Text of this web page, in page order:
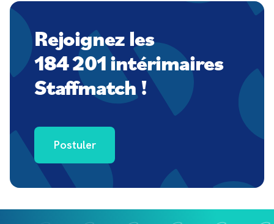
Rejoignez les
184 201 intérimaires
Staffmatch !
Postuler